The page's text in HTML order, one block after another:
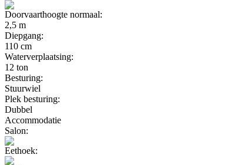
Doorvaarthoogte normaal:
2,5 m
Diepgang:
110 cm
Waterverplaatsing:
12 ton
Besturing:
Stuurwiel
Plek besturing:
Dubbel
Accommodatie
Salon:
Eethoek: